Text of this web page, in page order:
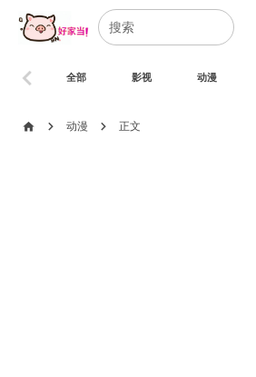
全部 影视 动漫
chevron_left
home chevron_right 动漫 chevron_right 正文